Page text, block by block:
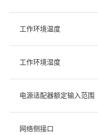
工作环境温度
工作环境湿度
电源适配器额定输入范围
网络侧接口